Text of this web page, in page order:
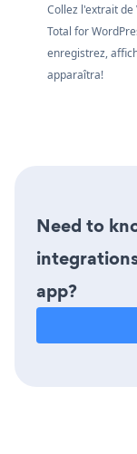
Collez l'extrait
Total for
enregistrez,
apparaîtra!
Need to
app?